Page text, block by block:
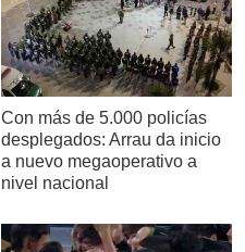
Con más de 5.000 policías
desplegados: Arrau da inicio
a nuevo megaoperativo a
nivel nacional